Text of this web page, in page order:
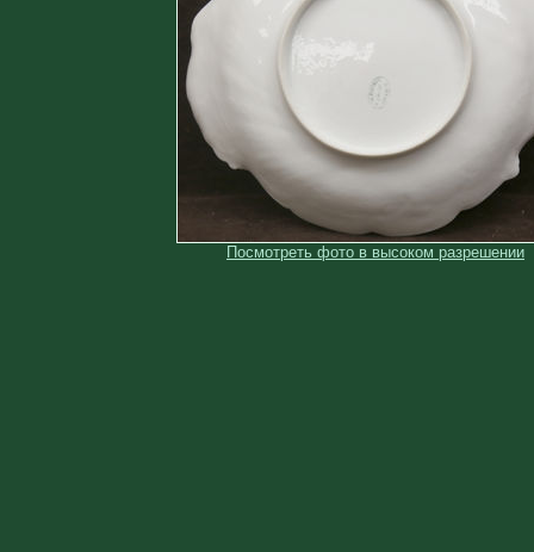
Посмотреть фото в высоком разрешении